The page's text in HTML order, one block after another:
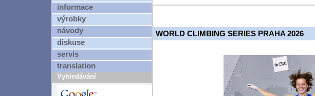
informace
výrobky
návody
diskuse
servis
translation
Vyhledávání
WORLD CLIMBING SERIES PRAHA 2026